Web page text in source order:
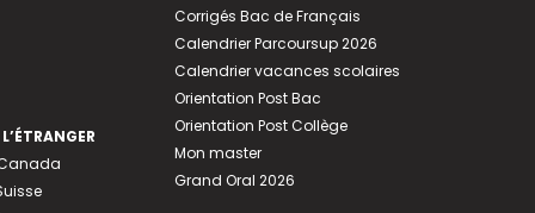
Corrigés Bac de Français
Calendrier Parcoursup 2026
Calendrier vacances scolaires
Orientation Post Bac
Orientation Post Collège
Mon master
Grand Oral 2026